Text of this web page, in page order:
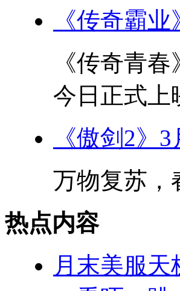
《传奇霸
《传奇青
今日正式上
《傲剑2》
万物复苏，
热点内容
月末美服